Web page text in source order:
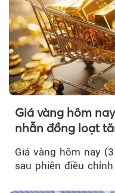
Giá vàng hôm
nhẫn đồng loạt
Giá vàng hôm nay
sau phiên điều